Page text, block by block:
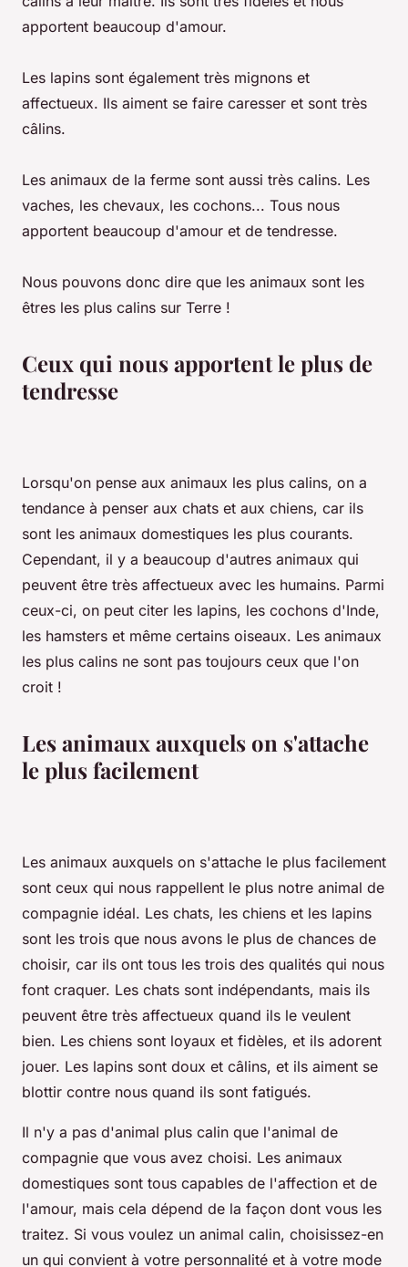
apportent beaucoup d'amour.
Les lapins sont également très mignons et
affectueux. Ils aiment se faire caresser et sont très
câlins.
Les animaux de la ferme sont aussi très calins. Les
vaches, les chevaux, les cochons... Tous nous
apportent beaucoup d'amour et de tendresse.
Nous pouvons donc dire que les animaux sont les
êtres les plus calins sur Terre !
Ceux qui nous apportent le plus de
tendresse
Lorsqu'on pense aux animaux les plus calins, on a
tendance à penser aux chats et aux chiens, car ils
sont les animaux domestiques les plus courants.
Cependant, il y a beaucoup d'autres animaux qui
peuvent être très affectueux avec les humains. Parmi
ceux-ci, on peut citer les lapins, les cochons d'Inde,
les hamsters et même certains oiseaux. Les animaux
les plus calins ne sont pas toujours ceux que l'on
croit !
Les animaux auxquels on s'attache
le plus facilement
Les animaux auxquels on s'attache le plus facilement
sont ceux qui nous rappellent le plus notre animal de
compagnie idéal. Les chats, les chiens et les lapins
sont les trois que nous avons le plus de chances de
choisir, car ils ont tous les trois des qualités qui nous
font craquer. Les chats sont indépendants, mais ils
peuvent être très affectueux quand ils le veulent
bien. Les chiens sont loyaux et fidèles, et ils adorent
jouer. Les lapins sont doux et câlins, et ils aiment se
blottir contre nous quand ils sont fatigués.
Il n'y a pas d'animal plus calin que l'animal de
compagnie que vous avez choisi. Les animaux
domestiques sont tous capables de l'affection et de
l'amour, mais cela dépend de la façon dont vous les
traitez. Si vous voulez un animal calin, choisissez-en
un qui convient à votre personnalité et à votre mode